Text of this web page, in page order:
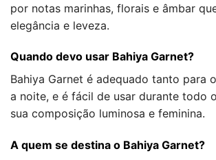
por notas marinhas, florais e âmbar
elegância e leveza.
Quando devo usar Bahiya Garnet?
Bahiya Garnet é adequado tanto para
a noite, e é fácil de usar durante todo
sua composição luminosa e feminina.
A quem se destina o Bahiya Garnet?